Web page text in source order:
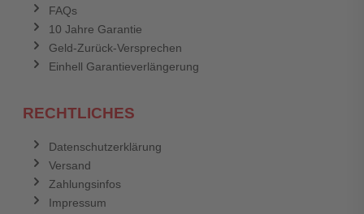
FAQs
10 Jahre Garantie
Geld-Zurück-Versprechen
Einhell Garantieverlängerung
RECHTLICHES
Datenschutzerklärung
Versand
Zahlungsinfos
Impressum